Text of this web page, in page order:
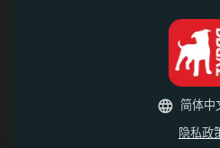
隐私政
简体中